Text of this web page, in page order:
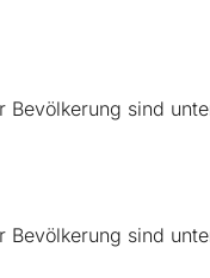
sind
sind